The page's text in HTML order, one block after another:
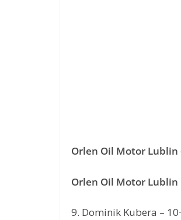
Orlen Oil Motor Lublin
Orlen Oil Motor Lublin
9. Dominik Kubera –